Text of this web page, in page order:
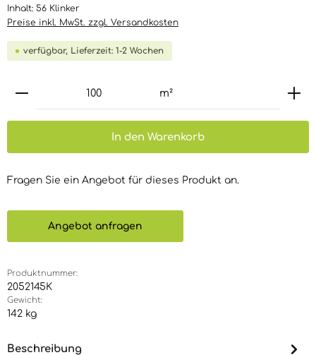
Inhalt: 56 Klinker
Preise inkl. MwSt. zzgl. Versandkosten
verfügbar, Lieferzeit: 1-2 Wochen
Produkt Anzahl: Gib den gewünschten Wert
m²
In den Warenkorb
Fragen Sie ein Angebot für dieses Produkt an.
Angebot anfragen
Produktnummer:
2052145K
Gewicht:
142 kg
Beschreibung